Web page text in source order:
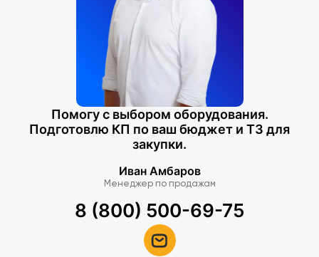
Помогу с выбором оборудования.
Подготовлю КП по ваш бюджет и ТЗ для
закупки.
Иван Амбаров
Менеджер по продажам
8 (800) 500-69-75